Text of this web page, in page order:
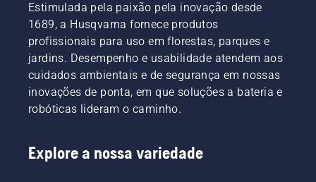
Estimulada pela paixão pela inovação desde
1689, a Husqvarna fornece produtos
profissionais para uso em florestas, parques e
jardins. Desempenho e usabilidade atendem aos
cuidados ambientais e de segurança em nossas
inovações de ponta, em que soluções a bateria e
robóticas lideram o caminho.
Explore a nossa variedade